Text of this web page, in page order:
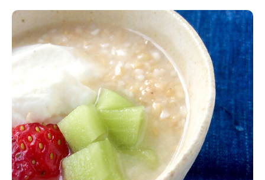
発酵ライ
フを楽し
む「ハッ
コラ」
は
酵
ラ
イ
フ
を
楽
し
む
た
め
の
メ
デ
ィ
ア
で
す。
発
酵